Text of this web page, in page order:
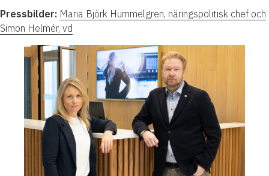
Pressbilder: Maria Björk Hummelgren, näringspolitisk chef och
Simon Helmér, vd